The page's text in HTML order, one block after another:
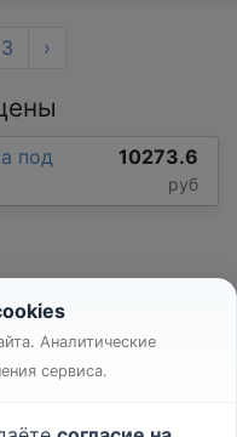
3 ›
под
10273.6
руб
Аналитические
сервиса.